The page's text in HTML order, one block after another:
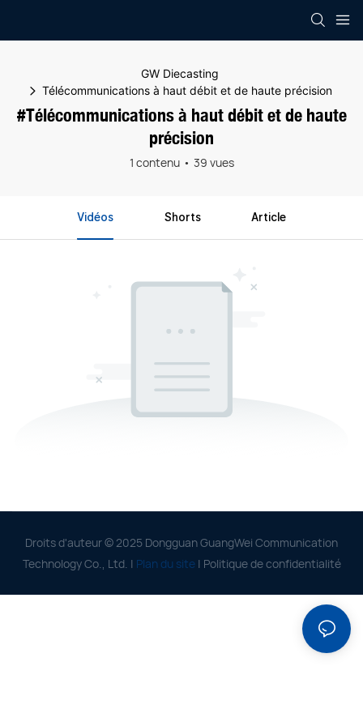
GW Diecasting
Télécommunications à haut débit et de haute précision
#Télécommunications à haut débit et de haute
précision
1 contenu 39 vues
Vidéos Shorts Article
Droits d'auteur © 2025 Dongguan GuangWei Communication
Technology Co., Ltd. | Plan du site | Politique de confidentialité